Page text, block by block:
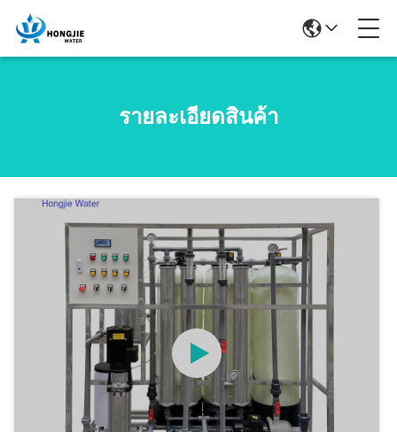
รายละเอียดสินค้า